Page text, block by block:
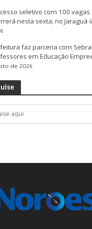
seletivo com 100
nesta sexta, no Jaraguá
faz parceria com
em Educação
de 2026